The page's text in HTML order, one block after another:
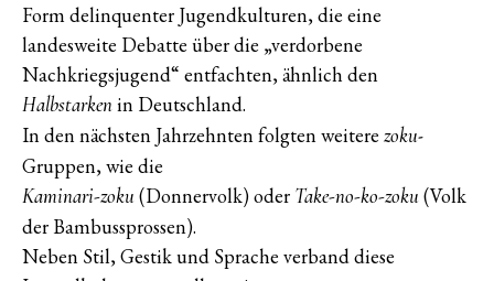
Form delinquenter Jugendkulturen, die eine
landesweite Debatte über die „verdorbene
Nachkriegsjugend“ entfachten, ähnlich den
Halbstarkenin Deutschland.
In den nächsten Jahrzehnten folgten weitere zoku-
Gruppen, wie die
Kaminari-zoku(Donnervolk) oder Take-no-ko-zoku(Volk
der Bambussprossen).
Neben Stil, Gestik und Sprache verband diese